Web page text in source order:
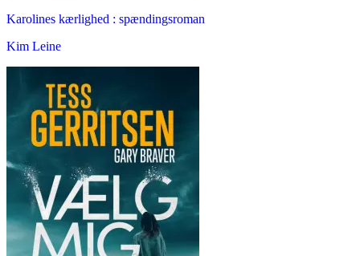
Karolines kærlighed : spændingsroman
Kim Leine